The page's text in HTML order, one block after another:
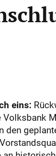
eins:
Volksbank
den